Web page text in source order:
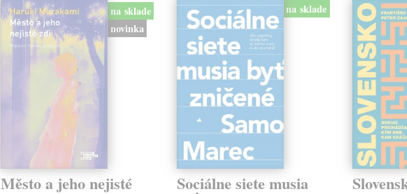
na sklade
novinka
Město a jeho nejisté
na sklade
Sociálne siete musia